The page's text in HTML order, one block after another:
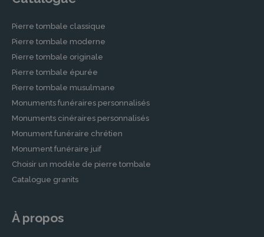
Pierre tombale classique
Pierre tombale moderne
Pierre tombale originale
Pierre tombale épurée
Pierre tombale musulmane
Monuments funéraires personnalisés
Monuments cinéraires personnalisés
Monument funéraire chrétien
Monument funéraire juif
Choisir un modèle de pierre tombale
Catalogue granits
À propos